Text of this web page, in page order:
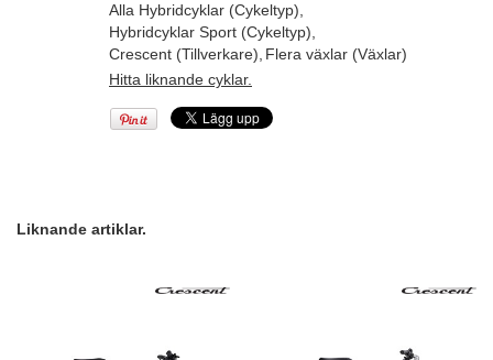
Alla Hybridcyklar (Cykeltyp)
Hybridcyklar Sport (Cykeltyp)
Crescent (Tillverkare) Flera växlar (Växlar)
Hitta liknande cyklar.
Liknande artiklar.